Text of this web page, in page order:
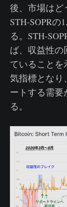
後、市場はど
STH-SOPRの
る。STH-
ば、収益性の
ていることを
気指標となり
ートする需要
る。